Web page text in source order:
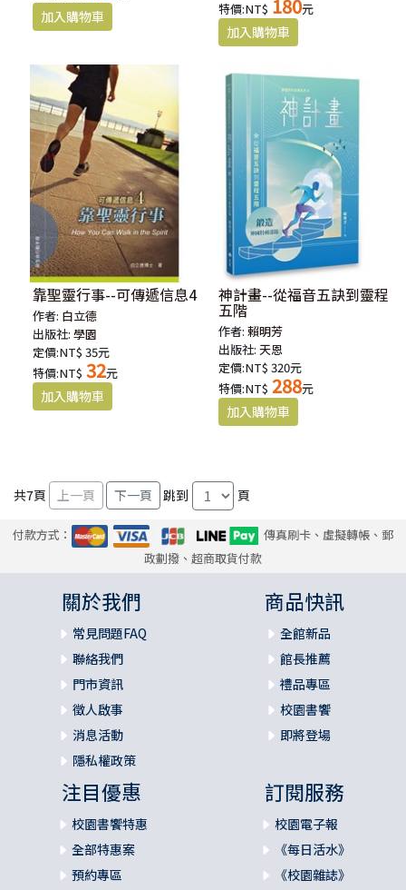
特價:NT$ 180元
靠聖靈行事--可傳遞信息4
作者: 白立德
出版社:學園
定價:NT$ 35元
特價:NT$ 32元
神計畫--從福音五訣到靈程
五階
作者:賴明芳
出版社:天恩
定價:NT$ 320元
特價:NT$ 288元
共7頁 跳到 頁
付款方式：
傳真刷卡、虛擬轉帳、郵
政劃撥、超商取貨付款
關於我們
常見問題FAQ
聯絡我們
門市資訊
徵人啟事
消息活動
隱私權政策
商品快訊
全館新品
館長推薦
禮品專區
校園書饗
即將登場
注目優惠
校園書饗特惠
全部特惠案
預約專區
訂閱服務
校園電子報
《每日活水》
《校園雜誌》